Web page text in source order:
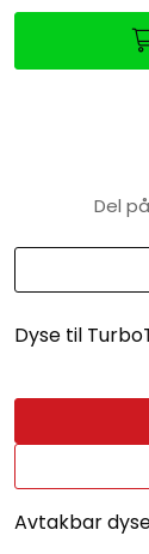
Del
Dyse til
Avtakbar